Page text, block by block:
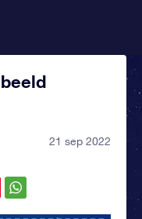
21 sep 2022